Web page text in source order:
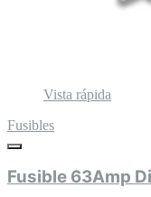
Vista rápida
Fusibles
Fusible 63Amp